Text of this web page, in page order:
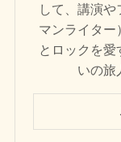
して、講演
マンライター
とロックを
いの旅